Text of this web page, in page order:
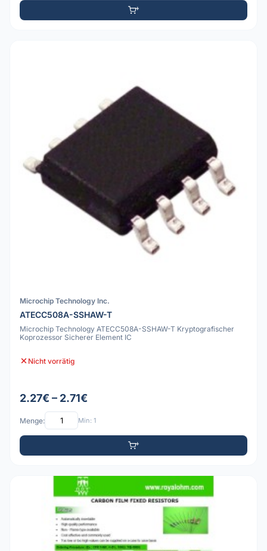
Microchip Technology Inc.
ATECC508A-SSHAW-T
Microchip Technology ATECC508A-SSHAW-T Kryptografischer
Koprozessor Sicherer Element IC
Nicht vorrätig
2.27€ – 2.71€
Menge: Min: 1